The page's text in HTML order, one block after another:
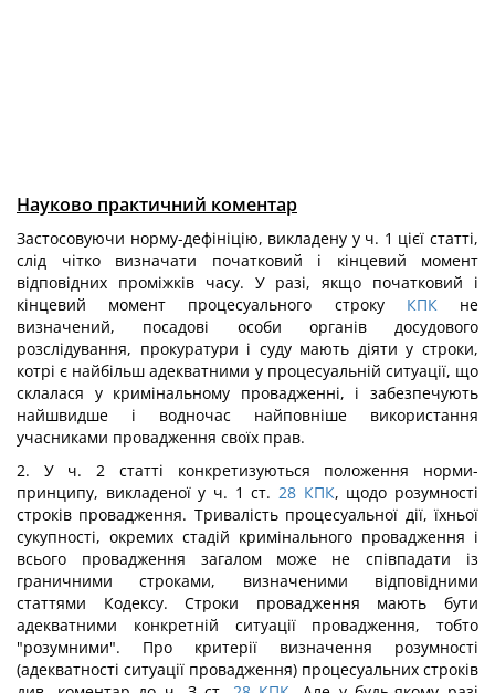
Науково практичний коментар
Застосовуючи норму-дефініцію, викладену у ч. 1 цієї статті,
слід чітко визначати початковий і кінцевий момент
відповідних проміжків часу. У разі, якщо початковий і
кінцевий момент процесуального строку КПКне
визначений, посадові особи органів досудового
розслідування, прокуратури і суду мають діяти у строки,
котрі є найбільш адекватними у процесуальній ситуації, що
склалася у кримінальному провадженні, і забезпечують
найшвидше і водночас найповніше використання
учасниками провадження своїх прав.
2. У ч. 2 статті конкретизуються положення норми-
принципу, викладеної у ч. 1 ст. 28 КПК, щодо розумності
строків провадження. Тривалість процесуальної дії, їхньої
сукупності, окремих стадій кримінального провадження і
всього провадження загалом може не співпадати із
граничними строками, визначеними відповідними
статтями Кодексу. Строки провадження мають бути
адекватними конкретній ситуації провадження, тобто
"розумними". Про критерії визначення розумності
(адекватності ситуації провадження) процесуальних строків